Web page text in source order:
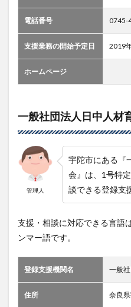
電話番号 0745-
支援業務の開始予定日 2019
ホームページ
一般社団法人日中人材
管理人
宇陀市にある『
会』は、1号特
談できる登録支
支援・相談に対応できる言語
ンマー語です。
登録支援機関名 一般
住所 奈良